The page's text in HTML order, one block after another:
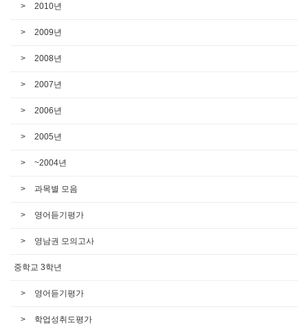
2010년
2009년
2008년
2007년
2006년
2005년
~2004년
과목별 모음
영어듣기평가
영남권 모의고사
중학교 3학년
영어듣기평가
학업성취도평가